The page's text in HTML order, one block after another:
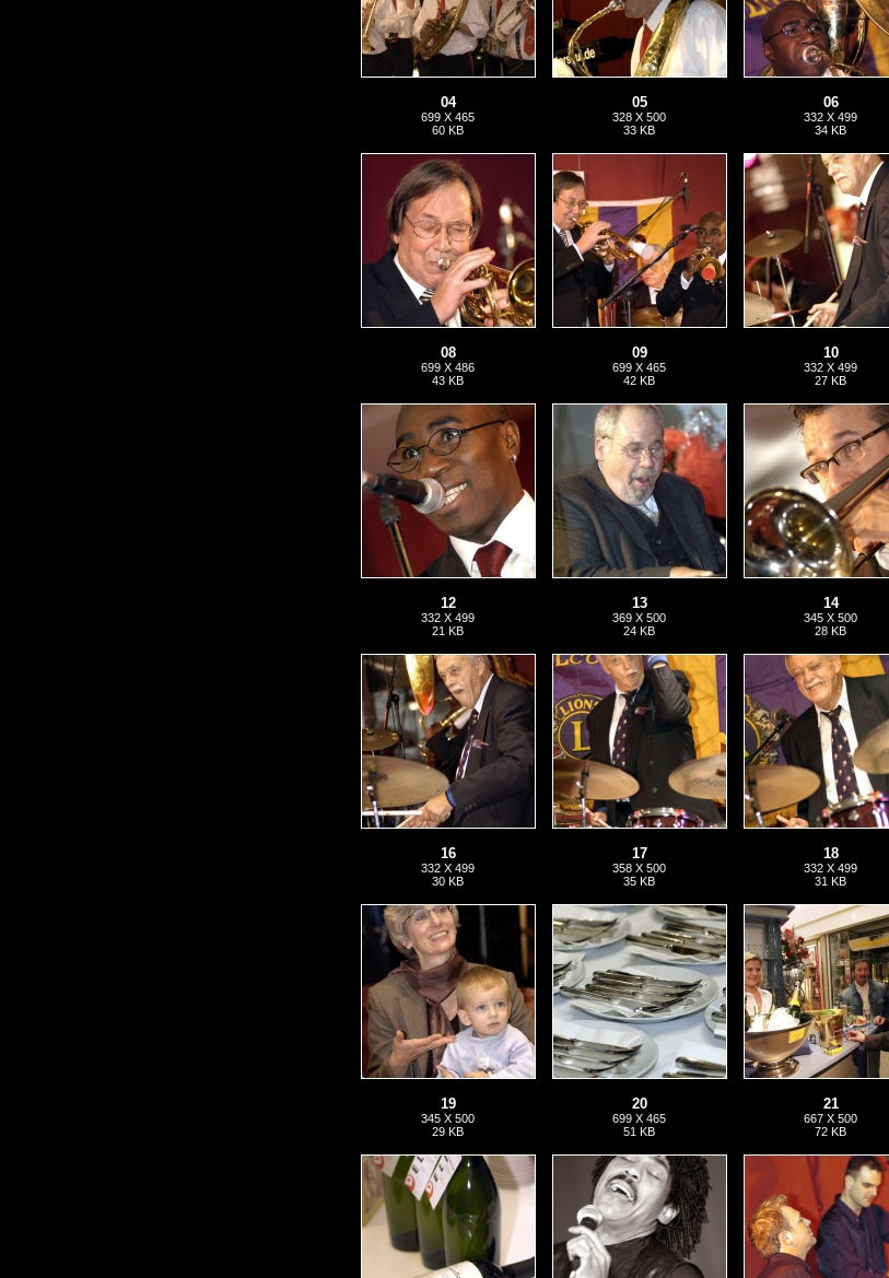
04
699 X 465
60 KB
05
328 X 500
33 KB
06
332 X 499
34 KB
08
699 X 486
43 KB
09
699 X 465
42 KB
10
332 X 499
27 KB
12
332 X 499
21 KB
13
369 X 500
24 KB
14
345 X 500
28 KB
16
332 X 499
30 KB
17
358 X 500
35 KB
18
332 X 499
31 KB
19
345 X 500
29 KB
20
699 X 465
51 KB
21
667 X 500
72 KB